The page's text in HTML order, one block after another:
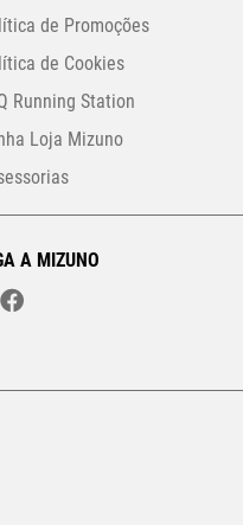
de Promoções
de Cookies
Running Station
Loja Mizuno
A MIZUNO